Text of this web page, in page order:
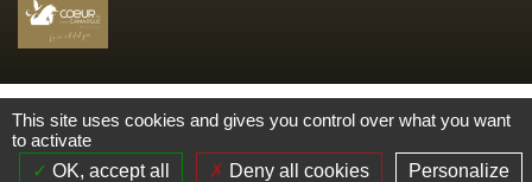
This site uses cookies and gives you control over what you want
to activate
OK, accept all
Deny all cookies Personalize